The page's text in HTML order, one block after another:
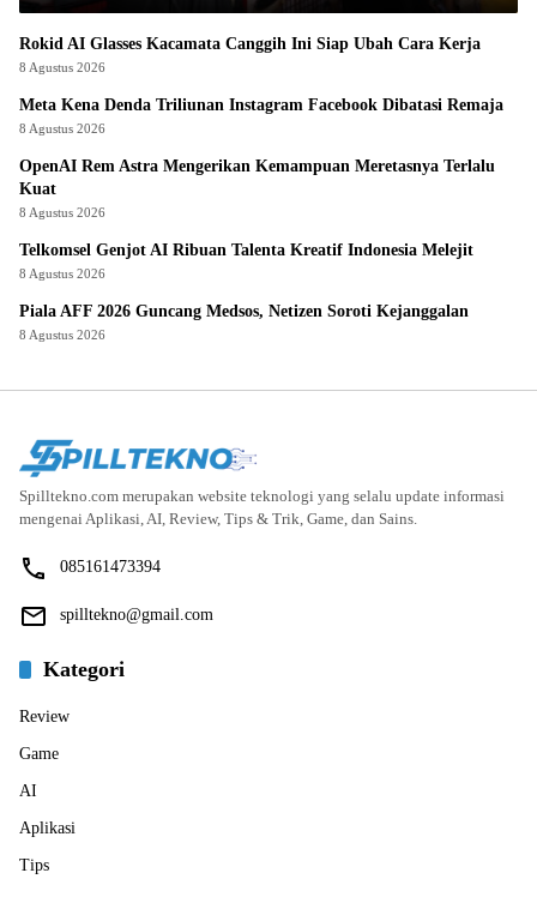
Rokid AI Glasses Kacamata Canggih Ini Siap Ubah Cara Kerja
8 Agustus 2026
Meta Kena Denda Triliunan Instagram Facebook Dibatasi Remaja
8 Agustus 2026
OpenAI Rem Astra Mengerikan Kemampuan Meretasnya Terlalu
Kuat
8 Agustus 2026
Telkomsel Genjot AI Ribuan Talenta Kreatif Indonesia Melejit
8 Agustus 2026
Piala AFF 2026 Guncang Medsos, Netizen Soroti Kejanggalan
8 Agustus 2026
Spilltekno.com merupakan website teknologi yang selalu update informasi
mengenai Aplikasi, AI, Review, Tips & Trik, Game, dan Sains.
085161473394
spilltekno@gmail.com
Kategori
Review
Game
AI
Aplikasi
Tips